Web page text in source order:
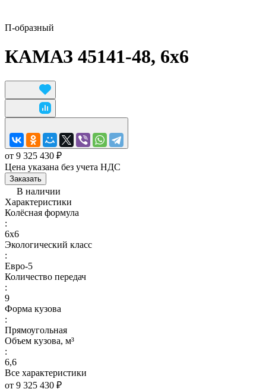
П-образный
КАМАЗ 45141-48, 6x6
от 9 325 430 ₽
Цена указана без учета НДС
Заказать
В наличии
Характеристики
Колёсная формула
:
6x6
Экологический класс
:
Евро-5
Количество передач
:
9
Форма кузова
:
Прямоугольная
Объем кузова, м³
:
6,6
Все характеристики
от 9 325 430 ₽